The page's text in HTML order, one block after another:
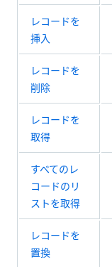
レコードを
挿入
レコードを
削除
レコードを
取得
すべてのレ
コードのリ
ストを取得
レコードを
置換